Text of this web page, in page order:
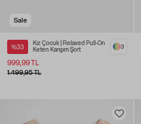
Sale
%33
Kız Çocuk | Relaxed Pull-On
Keten Karışım Şort
999,99 TL
3
1.499,95 TL